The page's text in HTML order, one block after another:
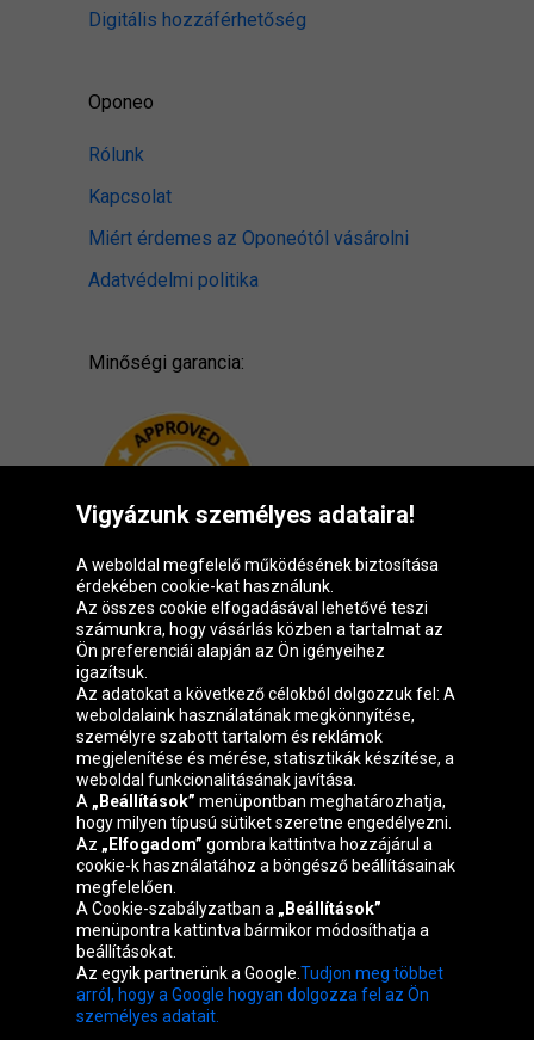
Digitális hozzáférhetőség
Oponeo
Rólunk
Kapcsolat
Miért érdemes az Oponeótól vásárolni
Adatvédelmi politika
Minőségi garancia:
Oponeo csoport
Belgique
Česká
republika
Deutschland
España
Österreich Polska
Slovenská
republika
United
Kingdom
Vigyázunk személyes adataira!
A weboldal megfelelő működésének biztosítása
érdekében cookie-kat használunk.
Az összes cookie elfogadásával lehetővé teszi
számunkra, hogy vásárlás közben a tartalmat az
Ön preferenciái alapján az Ön igényeihez
igazítsuk.
Az adatokat a következő célokból dolgozzuk fel: A
weboldalaink használatának megkönnyítése,
személyre szabott tartalom és reklámok
megjelenítése és mérése, statisztikák készítése, a
weboldal funkcionalitásának javítása.
A „Beállítások” menüpontban meghatározhatja,
hogy milyen típusú sütiket szeretne engedélyezni.
Az „Elfogadom” gombra kattintva hozzájárul a
cookie-k használatához a böngésző beállításainak
megfelelően.
A Cookie-szabályzatban a „Beállítások”
menüpontra kattintva bármikor módosíthatja a
beállításokat.
Az egyik partnerünk a Google. Tudjon meg többet
arról, hogy a Google hogyan dolgozza fel az Ön
személyes adatait.